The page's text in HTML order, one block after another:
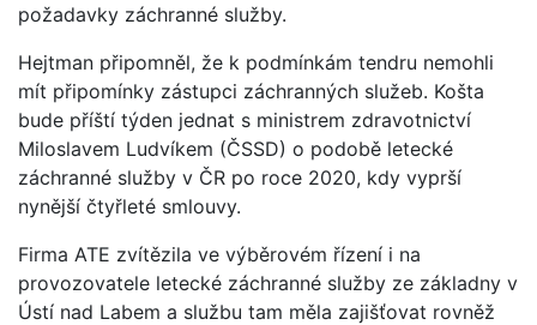
požadavky záchranné služby.
Hejtman připomněl, že k podmínkám tendru nemohli
mít připomínky zástupci záchranných služeb. Košta
bude příští týden jednat s ministrem zdravotnictví
Miloslavem Ludvíkem (ČSSD) o podobě letecké
záchranné služby v ČR po roce 2020, kdy vyprší
nynější čtyřleté smlouvy.
Firma ATE zvítězila ve výběrovém řízení i na
provozovatele letecké záchranné služby ze základny v
Ústí nad Labem a službu tam měla zajišťovat rovněž